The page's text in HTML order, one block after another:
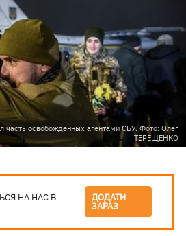
часть освобожденных агентами СБУ. Фото: Олег
ТЕРЕЩЕНКО
НА НАС В ДОДАТИ
ЗАРАЗ